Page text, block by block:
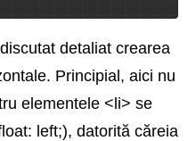
detaliat crearea
Principial, aici nu
elementele <li> se
left;), datorită căreia